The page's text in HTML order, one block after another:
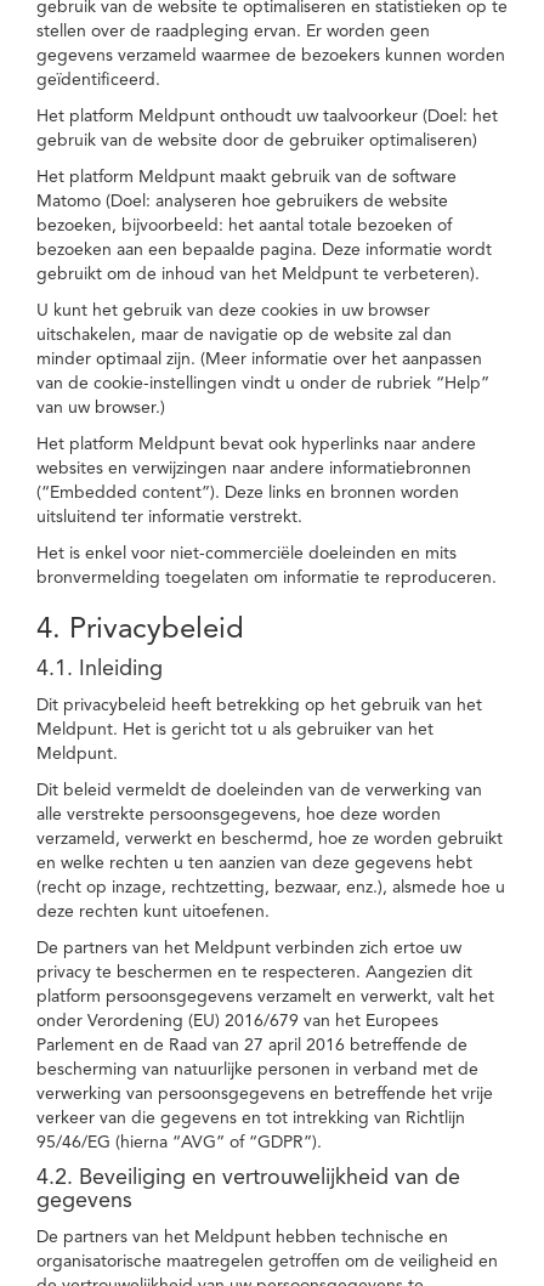
gebruik van de website te optimaliseren en statistieken op te
stellen over de raadpleging ervan. Er worden geen
gegevens verzameld waarmee de bezoekers kunnen worden
geïdentificeerd.
Het platform Meldpunt onthoudt uw taalvoorkeur (Doel: het
gebruik van de website door de gebruiker optimaliseren)
Het platform Meldpunt maakt gebruik van de software
Matomo (Doel: analyseren hoe gebruikers de website
bezoeken, bijvoorbeeld: het aantal totale bezoeken of
bezoeken aan een bepaalde pagina. Deze informatie wordt
gebruikt om de inhoud van het Meldpunt te verbeteren).
U kunt het gebruik van deze cookies in uw browser
uitschakelen, maar de navigatie op de website zal dan
minder optimaal zijn. (Meer informatie over het aanpassen
van de cookie-instellingen vindt u onder de rubriek “Help”
van uw browser.)
Het platform Meldpunt bevat ook hyperlinks naar andere
websites en verwijzingen naar andere informatiebronnen
(“Embedded content”). Deze links en bronnen worden
uitsluitend ter informatie verstrekt.
Het is enkel voor niet-commerciële doeleinden en mits
bronvermelding toegelaten om informatie te reproduceren.
4. Privacybeleid
4.1. Inleiding
Dit privacybeleid heeft betrekking op het gebruik van het
Meldpunt. Het is gericht tot u als gebruiker van het
Meldpunt.
Dit beleid vermeldt de doeleinden van de verwerking van
alle verstrekte persoonsgegevens, hoe deze worden
verzameld, verwerkt en beschermd, hoe ze worden gebruikt
en welke rechten u ten aanzien van deze gegevens hebt
(recht op inzage, rechtzetting, bezwaar, enz.), alsmede hoe u
deze rechten kunt uitoefenen.
De partners van het Meldpunt verbinden zich ertoe uw
privacy te beschermen en te respecteren. Aangezien dit
platform persoonsgegevens verzamelt en verwerkt, valt het
onder Verordening (EU) 2016/679 van het Europees
Parlement en de Raad van 27 april 2016 betreffende de
bescherming van natuurlijke personen in verband met de
verwerking van persoonsgegevens en betreffende het vrije
verkeer van die gegevens en tot intrekking van Richtlijn
95/46/EG (hierna “AVG” of “GDPR”).
4.2. Beveiliging en vertrouwelijkheid van de
gegevens
De partners van het Meldpunt hebben technische en
organisatorische maatregelen getroffen om de veiligheid en